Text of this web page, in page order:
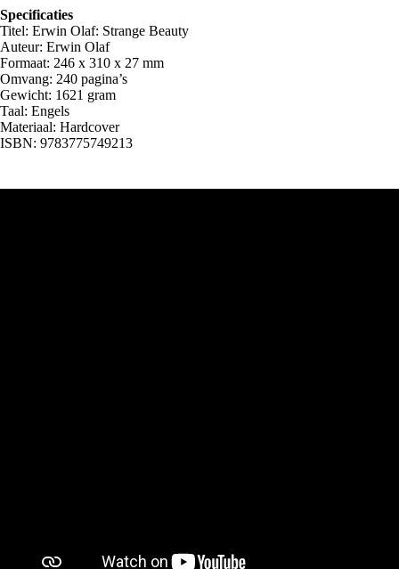
Specificaties
Titel: Erwin Olaf: Strange Beauty
Auteur: Erwin Olaf
Formaat: 246 x 310 x 27 mm
Omvang: 240 pagina’s
Gewicht: 1621 gram
Taal: Engels
Materiaal: Hardcover
ISBN: 9783775749213